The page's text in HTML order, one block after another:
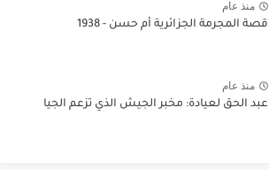
منذ عام
قصة المجرمة الجزائرية أم حسن - 1938
منذ عام
عبد الحق لعيادة: مخبر الجيش الذي تزعم الجيا